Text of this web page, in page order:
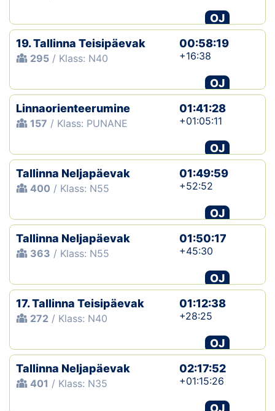
OJ
19. Tallinna Teisipäevak
295 / Klass: N40
00:58:19
+16:38
OJ
Linnaorienteerumine
157 / Klass: PUNANE
01:41:28
+01:05:11
OJ
Tallinna Neljapäevak
400 / Klass: N55
01:49:59
+52:52
OJ
Tallinna Neljapäevak
363 / Klass: N55
01:50:17
+45:30
OJ
17. Tallinna Teisipäevak
272 / Klass: N40
01:12:38
+28:25
OJ
Tallinna Neljapäevak
401 / Klass: N35
02:17:52
+01:15:26
OJ